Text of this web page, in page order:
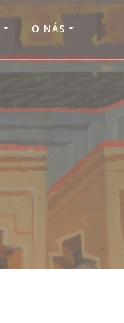
O NÁS